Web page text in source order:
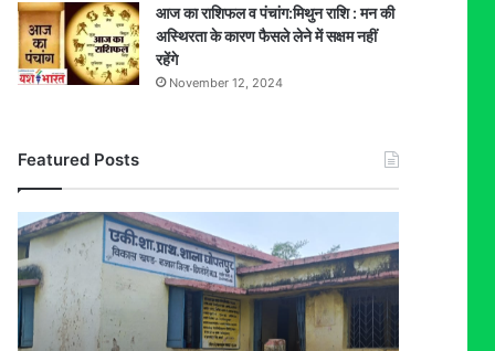
आज का राशिफल व पंचांग:मिथुन राशि : मन की
अस्थिरता के कारण फैसले लेने में सक्षम नहीं
रहेंगे
November 12, 2024
Featured Posts
शिक्षकों
के
इंतजार
में
छात्र
: